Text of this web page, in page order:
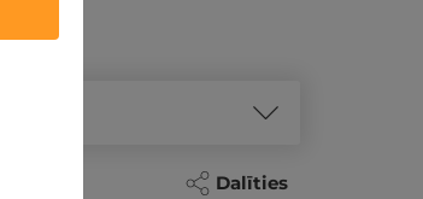
Dalīties